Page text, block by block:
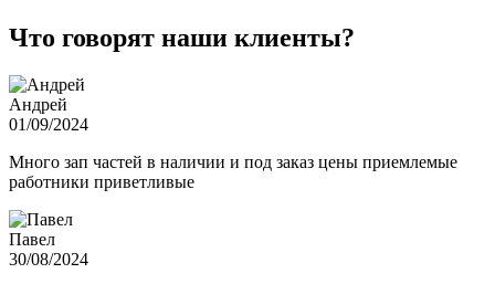
Что говорят наши клиенты?
Андрей
01/09/2024
Много зап частей в наличии и под заказ цены приемлемые
работники приветливые
Павел
30/08/2024